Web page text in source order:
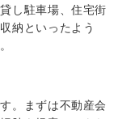
し駐車場、住宅街
納といったよう
。まずは不動産会